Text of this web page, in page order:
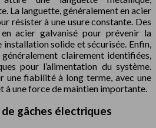
La languette, généralement en acier
résister à une usure constante. Des
acier galvanisé pour prévenir la
solide et sécurisée. Enfin,
clairement identifiées,
pour l’alimentation du système.
une fiabilité à long terme, avec une
à une force de maintien importante.
gâches électriques